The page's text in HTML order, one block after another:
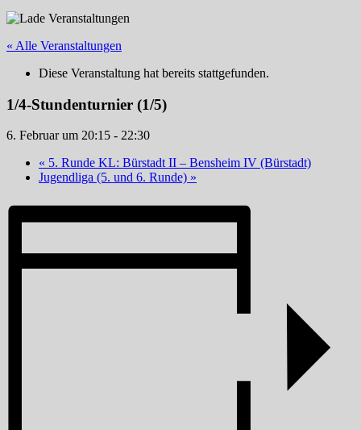
« Alle Veranstaltungen
Diese Veranstaltung hat bereits stattgefunden.
1/4-Stundenturnier (1/5)
6. Februar um 20:15 - 22:30
« 5. Runde KL: Bürstadt II – Bensheim IV (Bürstadt)
Jugendliga (5. und 6. Runde) »